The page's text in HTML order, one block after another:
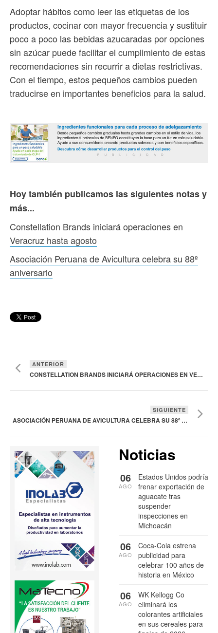
Adoptar hábitos como leer las etiquetas de los
productos, cocinar con mayor frecuencia y sustituir
poco a poco las bebidas azucaradas por opciones
sin azúcar puede facilitar el cumplimiento de estas
recomendaciones sin recurrir a dietas restrictivas.
Con el tiempo, estos pequeños cambios pueden
traducirse en importantes beneficios para la salud.
Hoy también publicamos las siguientes notas y
más...
Constellation Brands iniciará operaciones en
Veracruz hasta agosto
Asociación Peruana de Avicultura celebra su 88º
aniversario
ANTERIOR
CONSTELLATION BRANDS INICIARÁ OPERACIONES EN VERACRUZ HASTA AGOSTO
SIGUIENTE
ASOCIACIÓN PERUANA DE AVICULTURA CELEBRA SU 88º ANIVERSARIO
Noticias
Estados Unidos podría
frenar exportación de
aguacate tras
suspender
inspecciones en
Michoacán
06
AGO
Coca-Cola estrena
publicidad para
celebrar 100 años de
historia en México
06
AGO
WK Kellogg Co
eliminará los
colorantes artificiales
en sus cereales para
06
AGO